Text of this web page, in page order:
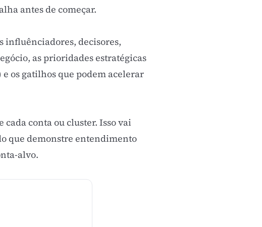
antes de começar.
influênciadores, decisores,
as prioridades estratégicas
os gatilhos que podem acelerar
conta ou cluster. Isso vai
que demonstre entendimento
alvo.